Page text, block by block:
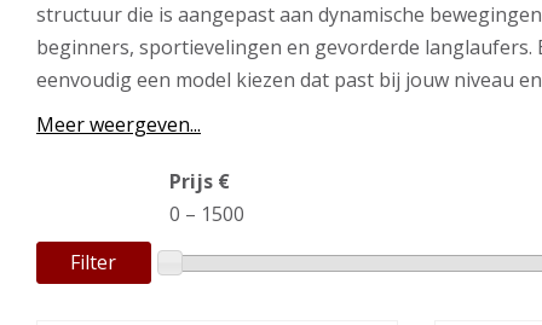
structuur die is aangepast aan dynamische
beginners, sportievelingen en gevorderde
eenvoudig een model kiezen dat past bij jouw niveau
Meer weergeven...
Filter
Prijs €
0 – 1500